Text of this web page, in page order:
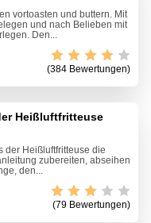
vortoasten und buttern. Mit
und nach Belieben mit
Den...
(384 Bewertungen)
Heißluftfritteuse
der Heißluftfritteuse die
zubereiten, abseihen
den...
(79 Bewertungen)